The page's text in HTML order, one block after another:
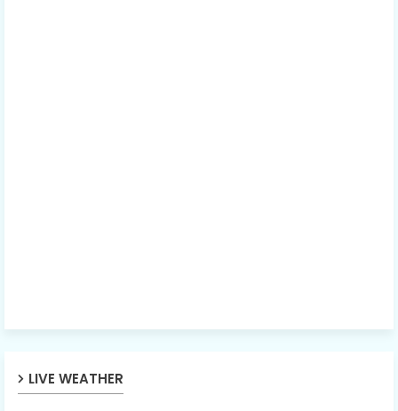
LIVE WEATHER